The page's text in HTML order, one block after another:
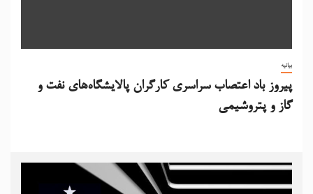
بیانیه
پیروز باد اعتصاب سراسری کارگران پالایشگاه‌های نفت و
گاز و پتروشیمی